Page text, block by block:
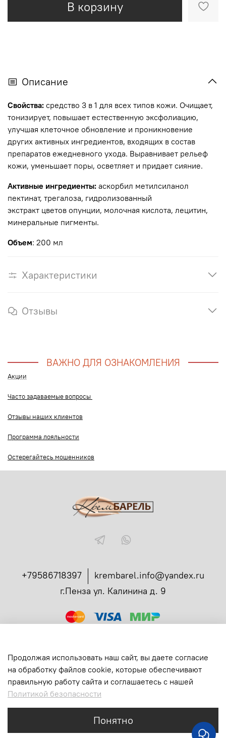
В корзину
Описание
Свойства: средство 3 в 1 для всех типов кожи. Очищает,
тонизирует, повышает естественную эксфолиацию,
улучшая клеточное обновление и проникновение
других активных ингредиентов, входящих в состав
препаратов ежедневного ухода. Выравнивает рельеф
кожи, уменьшает поры, осветляет и придает сияние.
Активные ингредиенты: аскорбил метилсиланол
пектинат, трегалоза, гидролизованный
экстракт цветов опунции, молочная кислота, лецитин,
минеральные пигменты.
Объем: 200 мл
Характеристики
Отзывы
ВАЖНО ДЛЯ ОЗНАКОМЛЕНИЯ
Акции
Часто задаваемые вопросы
Отзывы наших клиентов
Программа лояльности
Остерегайтесь мошенников
+79586718397
krembarel.info@yandex.ru
г.Пенза ул. Калинина д. 9
Вся продукция сертифицирована
Все права защищены
ИП Богданова Екатерина Ивановна
ИНН: 583710231147
ОГРНИП: 315583700003390
Продолжая использовать наш сайт, вы даете согласие
на обработку файлов cookie, которые обеспечивают
правильную работу сайта и соглашаетесь с нашей
Политикой безопасности
Понятно